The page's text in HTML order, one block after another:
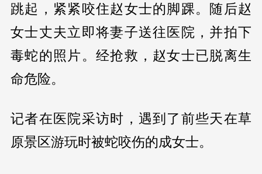
跳起，紧紧咬住赵女士的脚踝。随后赵
女士丈夫立即将妻子送往医院，并拍下
毒蛇的照片。经抢救，赵女士已脱离生
命危险。
记者在医院采访时，遇到了前些天在草
原景区游玩时被蛇咬伤的成女士。